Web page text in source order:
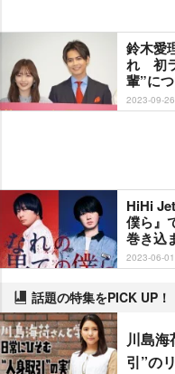
鈴木愛
れ 初
輩”に
2023-09-26
HiHi
僕ら』
巻き込
2023-06-01
話題の特集をPICK UP！
川島
引”の